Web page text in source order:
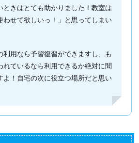
ときはとても助かりました！教室は
わせて欲しいっ！」と思ってしまい
利用なら予習復習ができますし、も
れているなら利用できるか絶対に聞
よ！自宅の次に役立つ場所だと思い